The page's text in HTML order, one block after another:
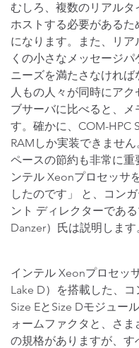
むしろ、複数のリアル
ホストする必要がある
になります。また、リ
くの小さなメッセージ
ニーズを満たさなけれ
人もの人々が同時にア
ブサーバに比べると、
す。確かに、COM-HPC
RAMしか実装できませ
ペースの節約も非常に重
ンテル Xeonプロセッサ
したのです」 と、コン
ント ディレクターであ
Danzer）氏は説明します
インテル Xeonプロセッ
Lake D）を搭載した、
Size EとSize Dモジュー
ォームファクタと、さ
の規格がありますが、